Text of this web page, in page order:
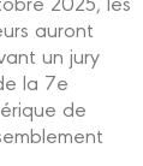
auront
un jury
la 7e
de